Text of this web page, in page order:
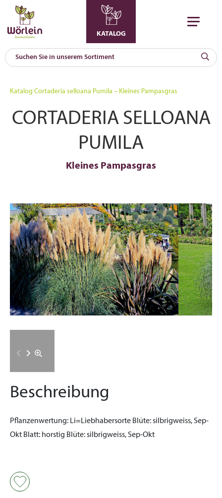
KATALOG
Katalog Cortaderia selloana Pumila – Kleines Pampasgras
CORTADERIA SELLOANA
PUMILA
Kleines Pampasgras
Beschreibung
Pflanzenwertung: Li=Liebhabersorte Blüte:silbrigweiss, Sep-
Okt Blatt: horstig Blüte:silbrigweiss, Sep-Okt